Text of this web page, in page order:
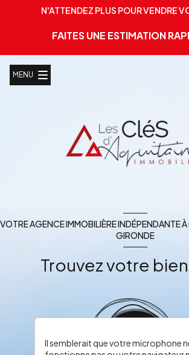
N'ATTENDEZ PLUS POUR VENDRE
FAITES UNE ESTIMATION
MENU
VOTRE AGENCE IMMOBILIÈRE INDÉPENDANTE
GIRONDE
Trouvez votre
Il semblerait que votre microphone